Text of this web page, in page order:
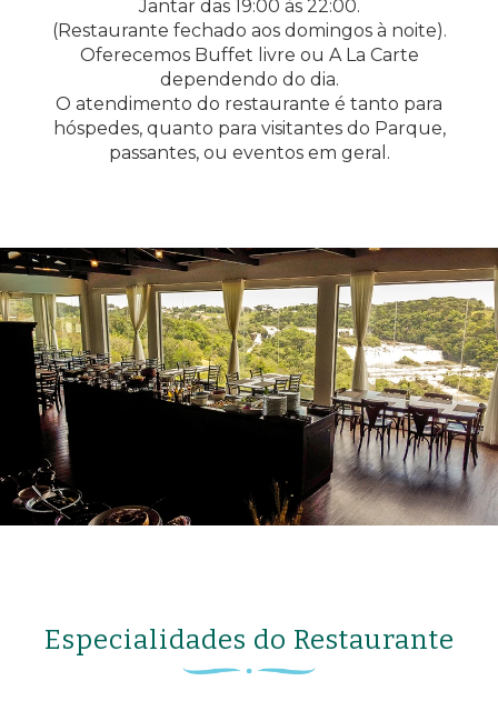
Jantar das 19:00 às 22:00.
(Restaurante fechado aos domingos à noite).
Oferecemos Buffet livre ou A La Carte
dependendo do dia.
O atendimento do restaurante é tanto para
hóspedes, quanto para visitantes do Parque,
passantes, ou eventos em geral.
Especialidades do Restaurante